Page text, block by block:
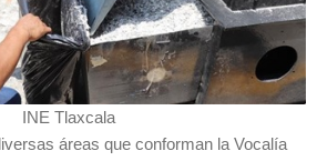
INE Tlaxcala
áreas que conforman la Vocalía